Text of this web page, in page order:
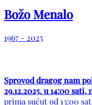
Božo Menalo
1967 - 2025
Sprovod dragog nam
29.12.2025. u 14:00
prima sućut od 13:00